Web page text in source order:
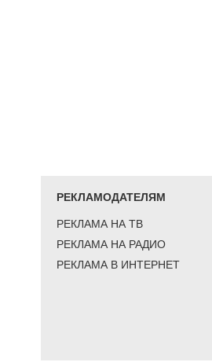
РЕКЛАМОДАТЕЛЯМ
РЕКЛАМА НА ТВ
РЕКЛАМА НА РАДИО
РЕКЛАМА В ИНТЕРНЕТ